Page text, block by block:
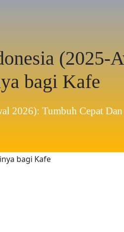
(2025-
bagi Kafe
2026): Tumbuh Cepat